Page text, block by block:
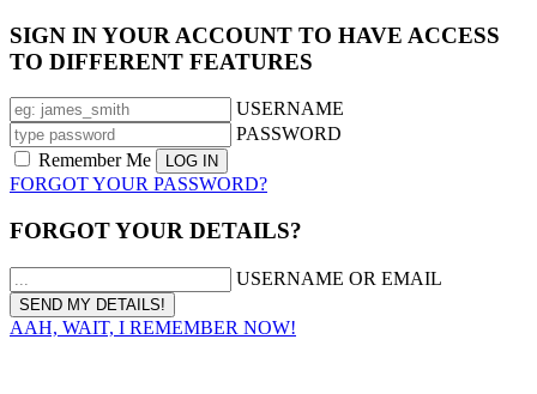
SIGN IN YOUR ACCOUNT TO HAVE ACCESS
TO DIFFERENT FEATURES
USERNAME
PASSWORD
Remember Me
FORGOT YOUR PASSWORD?
FORGOT YOUR DETAILS?
USERNAME OR EMAIL
AAH, WAIT, I REMEMBER NOW!